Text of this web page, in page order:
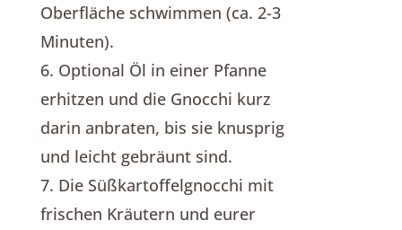
Oberfläche schwimmen (ca. 2-3
Minuten).
6. Optional Öl in einer Pfanne
erhitzen und die Gnocchi kurz
darin anbraten, bis sie knusprig
und leicht gebräunt sind.
7. Die Süßkartoffelgnocchi mit
frischen Kräutern und eurer